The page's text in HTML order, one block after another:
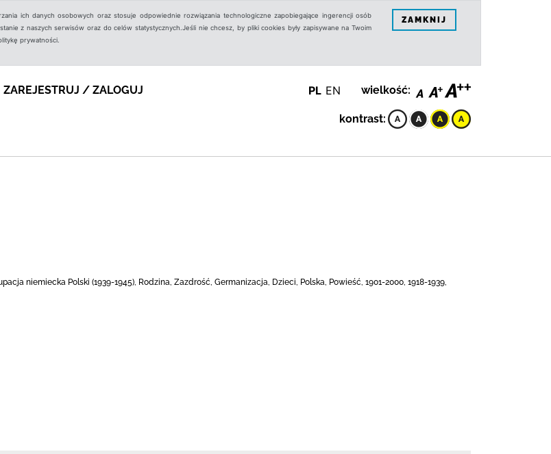
ich danych osobowych oraz stosuje odpowiednie rozwiązania technologiczne zapobiegające ingerencji osób
z naszych serwisów oraz do celów statystycznych.Jeśli nie chcesz, by pliki cookies były zapisywane na Twoim
prywatności.
ZAMKNIJ
ZAREJESTRUJ / ZALOGUJ PL EN wielkość:
kontrast:
niemiecka Polski (1939-1945), Rodzina, Zazdrość, Germanizacja, Dzieci, Polska, Powieść, 1901-2000, 1918-1939,